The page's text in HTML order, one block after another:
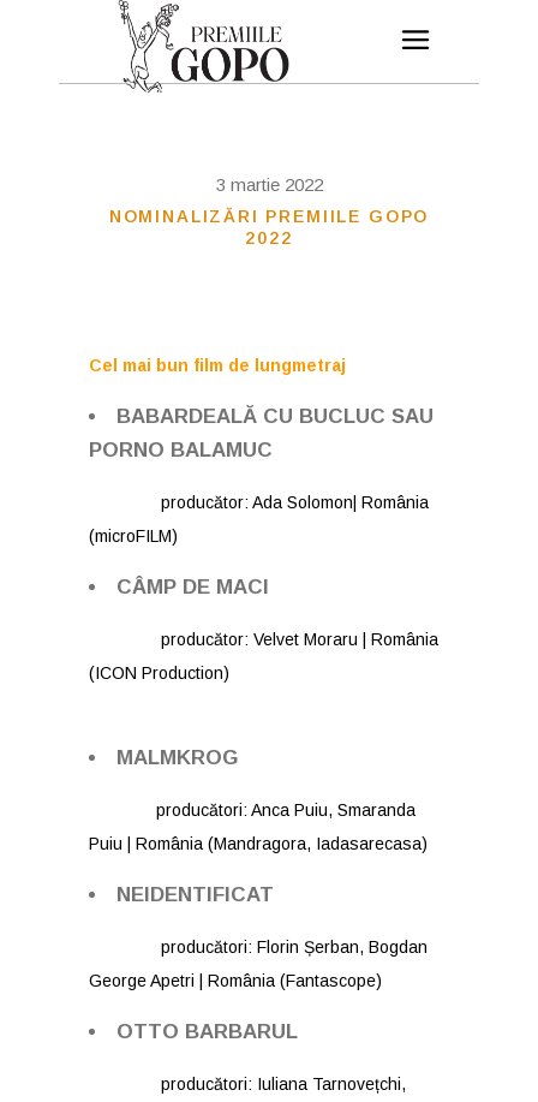
3 martie 2022
NOMINALIZĂRI PREMIILE GOPO
2022
Cel mai bun film de lungmetraj
BABARDEALĂ CU BUCLUC SAU
PORNO BALAMUC
producător: Ada Solomon| România
(microFILM)
CÂMP DE MACI
producător: Velvet Moraru | România
(ICON Production)
MALMKROG
producători: Anca Puiu, Smaranda
Puiu | România (Mandragora, Iadasarecasa)
NEIDENTIFICAT
producători: Florin Șerban, Bogdan
George Apetri | România (Fantascope)
OTTO BARBARUL
producători: Iuliana Tarnovețchi,